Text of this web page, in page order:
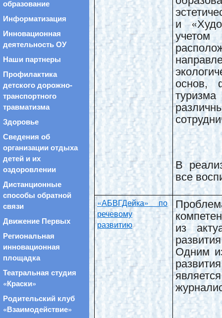
и
основ,
В
все
«АБВГДейка» по
речевому
развитию
из
Одним
образование
Информатизация
Инновационная
деятельность ОУ
Наши партнеры
Профилактика
детского дорожно-
транспортного
травматизма
Здоровье
Сведения об
организации отдыха
детей и их
оздоровлении
Дистанционные
способы обратной
связи
Движение Первых
Региональная
инновационная
площадка
Театральная студия
«Краски»
Родительский клуб
«Взаимодействие»